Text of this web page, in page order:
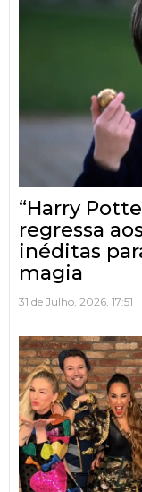
“Harry
regressa
inéditas
magia
31 de Julho, 2026, 17:51